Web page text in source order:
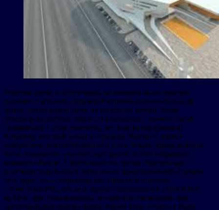
Участок земли в 40 гектаров, на котором было принято
решение построить огромный торгово-развлекательный
центр, решили разделить на несколько частей. Была
утверждена документация по планировке, лично главой
Челябинска. Стоит отметить, что власти предложили
Юревичу, который уехал за пределы России в связи с
заведением на него уголовного дела, отдать определенную
часть земельного участка под строительство социально
важного объекта. Спустя какое-то время, Юревич дал
положительный ответ через своих представителей. Однако
есть одно, но – спорткомплекс пропал из проекта.
Стоит отметить, что весь проект оценивался в 2 000 000 0
рублей, при этом комплекс создавался специально для
экстремальных видов спорта. Кроме того, в планах было